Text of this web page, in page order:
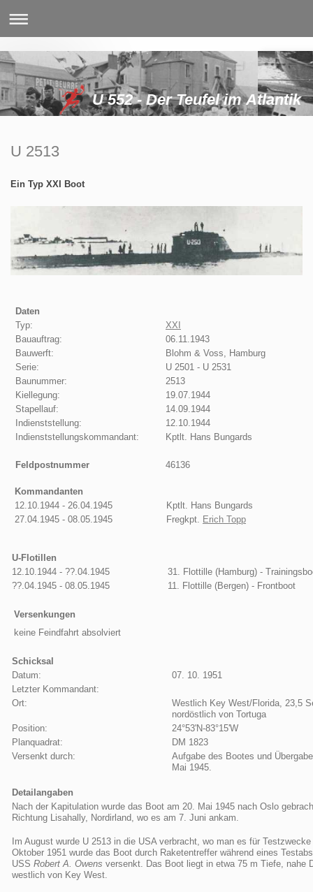
U 552 - Der Teufel im Atlantik
U 2513
Ein Typ XXI Boot
Daten
Typ:
XXI
Bauauftrag:
06.11.1943
Bauwerft:
Blohm & Voss, Hamburg
Serie:
U 2501 - U 2531
Baunummer:
2513
Kiellegung:
19.07.1944
Stapellauf:
14.09.1944
Indienststellung:
12.10.1944
Indienststellungskommandant:
Kptlt. Hans Bungards
Feldpostnummer 46136
Kommandanten
12.10.1944 - 26.04.1945
Kptlt. Hans Bungards
27.04.1945 - 08.05.1945
Fregkpt. Erich Topp
U-Flotillen
12.10.1944 - ??.04.1945
31. Flottille (Hamburg) -
??.04.1945 - 08.05.1945
11. Flottille (Bergen) - Frontboot
Versenkungen
keine Feindfahrt absolviert
Schicksal
Datum:
07. 10. 1951
Letzter Kommandant:
Ort:
Westlich Key West/Florida, 23,5
nordöstlich von Tortuga
Position:
24°53'N-83°15'W
Planquadrat:
DM 1823
Versenkt durch:
Aufgabe des Bootes und
Mai 1945.
Detailangaben
Nach der Kapitulation wurde das Boot am 20. Mai 1945 nach Oslo
Richtung Lisahally, Nordirland, wo es am 7. Juni ankam.
Im August wurde U 2513 in die USA verbracht, wo man es für
Oktober 1951 wurde das Boot durch Raketentreffer während eines
USS Robert A. Owens versenkt. Das Boot liegt in etwa 75 m Tiefe, nahe
westlich von Key West.